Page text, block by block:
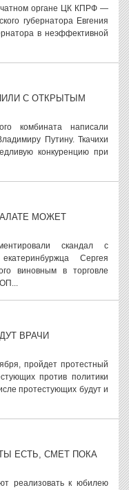
органе ЦК КПРФ —
губернатора Евгения
в неэффективной
С ОТКРЫТЫМ
комбината написали
Путину. Ткачихи
конкуренцию при
МОЖЕТ
скандал с
Сергея
виновным в торговле
ОП...
ВРАЧИ
пройдет протестный
против политики
протестующих будут и
ЕСТЬ, СМЕТ ПОКА
реализовать к юбилею